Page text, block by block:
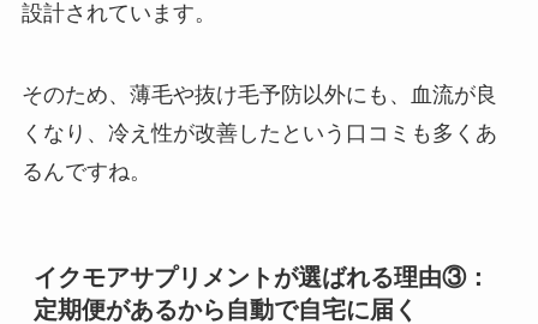
設計されています。
そのため、薄毛や抜け毛予防以外にも、血流が良
くなり、冷え性が改善したという口コミも多くあ
るんですね。
イクモアサプリメントが選ばれる理由③：
定期便があるから自動で自宅に届く